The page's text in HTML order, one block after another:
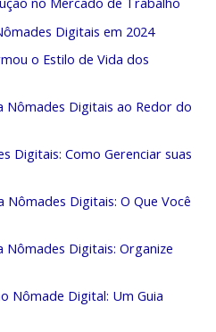
Digitais em 2024
o Estilo de Vida dos
Nômades Digitais ao Redor do
Digitais: Como Gerenciar suas
Digitais: O Que Você
Nômades Digitais: Organize
Nômade Digital: Um Guia